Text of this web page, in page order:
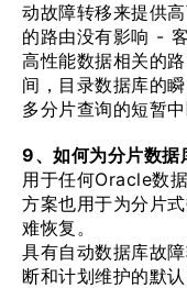
动故障转移来提供
的路由没有影响 -
高性能数据相关的
间，目录数据库的
多分片查询的短暂中
9、如何为分片数据
用于任何Oracle数
方案也用于为分片
难恢复。
具有自动数据库故
断和计划维护的默